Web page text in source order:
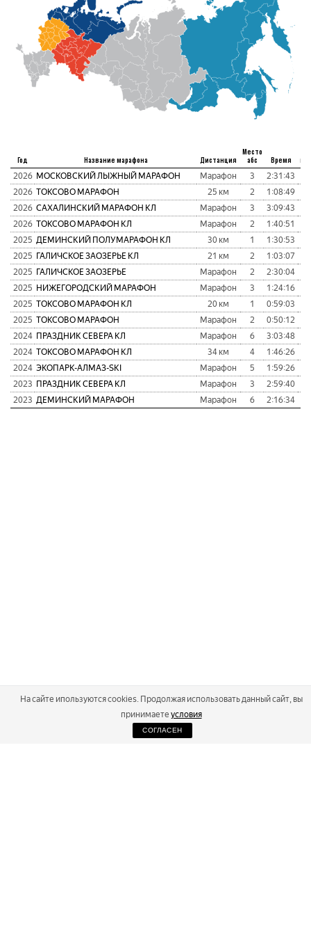
Год Название марафона Дистанция
Место
абс
Время
2026 МОСКОВСКИЙ ЛЫЖНЫЙ МАРАФОН Марафон 3 2:31:43
2026 ТОКСОВО МАРАФОН 25 км 2 1:08:49
2026 САХАЛИНСКИЙ МАРАФОН КЛ Марафон 3 3:09:43
2026 ТОКСОВО МАРАФОН КЛ Марафон 2 1:40:51
2025 ДЕМИНСКИЙ ПОЛУМАРАФОН КЛ 30 км 1 1:30:53
2025 ГАЛИЧСКОЕ ЗАОЗЕРЬЕ КЛ 21 км 2 1:03:07
2025 ГАЛИЧСКОЕ ЗАОЗЕРЬЕ Марафон 2 2:30:04
2025 НИЖЕГОРОДСКИЙ МАРАФОН Марафон 3 1:24:16
2025 ТОКСОВО МАРАФОН КЛ 20 км 1 0:59:03
2025 ТОКСОВО МАРАФОН Марафон 2 0:50:12
2024 ПРАЗДНИК СЕВЕРА КЛ Марафон 6 3:03:48
2024 ТОКСОВО МАРАФОН КЛ 34 км 4 1:46:26
2024 ЭКОПАРК-АЛМАЗ-SKI Марафон 5 1:59:26
2023 ПРАЗДНИК СЕВЕРА КЛ Марафон 3 2:59:40
2023 ДЕМИНСКИЙ МАРАФОН Марафон 6 2:16:34
На сайте ипользуются cookies. Продолжая использовать данный сайт, вы
принимаете условия
СОГЛАСЕН